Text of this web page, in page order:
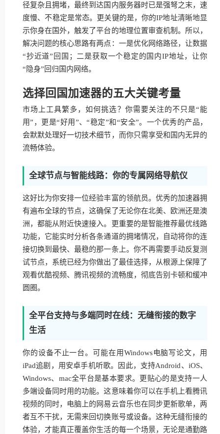
径复杂且拥堵，最终到达国内服务器时已是强弩之末，速
度慢、不稳定是常态。更关键的是，你的IP地址清晰地显
示你身在国外，触发了平台的地理位置审查机制。所以，
解决问题的核心思路有两点：一是优化网络路径，让数据
“抄近道”回国；二是获取一个稳定的国内IP地址，让你
“隐身”回归国内网络。
选择回国加速器的五大关键考量
市场上工具繁多，如何挑选？你需要关注的不只是“能
用”，更是“好用”、“稳定”和“安全”。一个优秀的产品，
会默默处理好一切技术细节，而你只需享受和国内无异的
流畅体验。
全球节点与智能线路：你的专属网络导航仪
这好比为你安排一位经验丰富的领航员。优秀的加速器拥
有遍布全球的节点，这确保了无论你在北美、欧洲还是澳
洲，都能从附近快速接入。更重要的是智能推荐最优线路
功能，它能实时分析各条通道的拥堵情况，自动将你的连
接切换到最快、最稳的那一条上。你不再需要手动反复测
试节点，系统已经为你做出了最佳选择，从根源上保障了
观看优酷视频、腾讯视频的流畅度，彻底告别卡顿和缓冲
圆圈。
全平台支持与多端同时在线：无缝衔接的数字
生活
你的设备不止一台。可能在用Windows电脑写论文，用
iPad追剧，用安卓手机听歌。因此，支持Android、iOS、
Windows、mac全平台是基本要求。更贴心的是支持一人
多端设备同时用的功能。这意味着你可以在手机上看腾讯
视频的同时，电脑上的网易云音乐也在同步更新歌单，两
者互不干扰，无需来回切换账号或设备。这种无缝衔接的
体验，才能真正覆盖你生活的每一个场景，无论是通勤路